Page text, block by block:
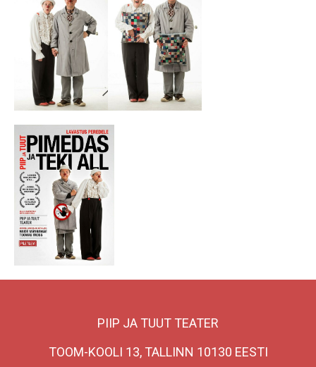
PIIP JA TUUT TEATER
TOOM-KOOLI 13, TALLINN 10130 EESTI